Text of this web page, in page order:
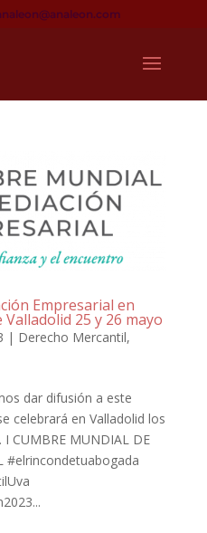
Empresarial en
25 y 26 mayo
| Derecho Mercantil,
dar difusión a este
celebrará en Valladolid los
CUMBRE MUNDIAL DE
#elrincondetuabogada